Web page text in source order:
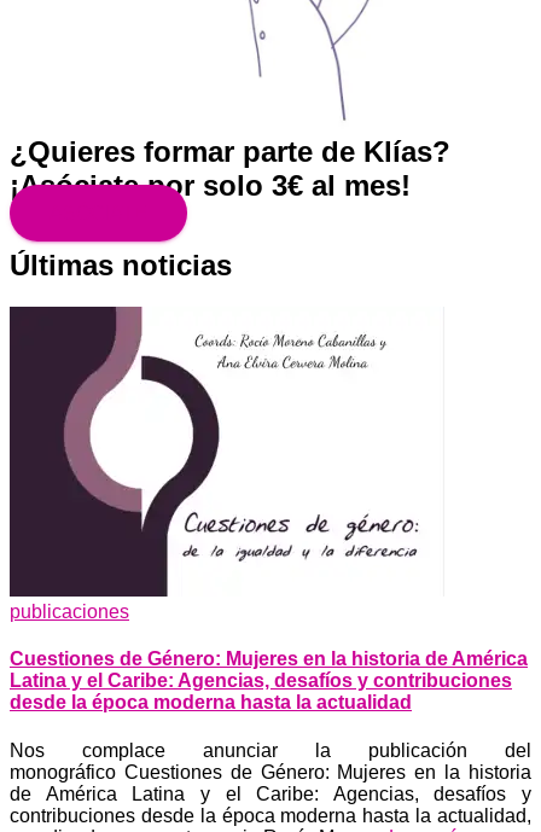
¿Quieres formar parte de Klías?
¡Asóciate por solo 3€ al mes!
Últimas noticias
publicaciones
Cuestiones de Género: Mujeres en la historia de América
Latina y el Caribe: Agencias, desafíos y contribuciones
desde la época moderna hasta la actualidad
Nos complace anunciar la publicación del
monográfico Cuestiones de Género: Mujeres en la historia
de América Latina y el Caribe: Agencias, desafíos y
contribuciones desde la época moderna hasta la actualidad,